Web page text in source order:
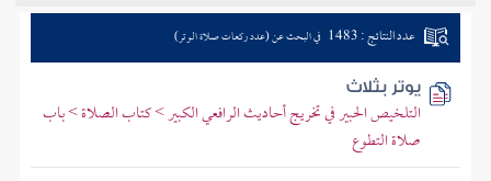
عدد النتائج : 1483 في البحث عن (عدد ركعات صلاة الوتر)
يوتر بثلاث
التلخيص الحبير في تخريج أحاديث الرافعي الكبير > كتاب الصلاة > باب
صلاة التطوع